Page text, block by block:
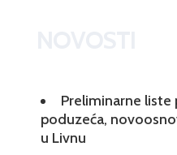
Preliminarne
poduzeća,
u Livnu